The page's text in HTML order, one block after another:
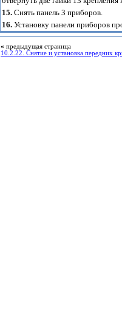
15. Снять панель 3 приборов.
16. Установку панели приборов
« предыдущая страница
10.2.22. Снятие и установка передних